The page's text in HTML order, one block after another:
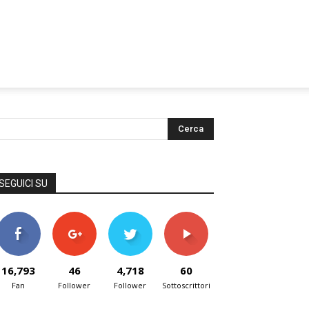
SU
16,793
Fan
46
Follower
4,718
Follower
60
Sottoscrittori